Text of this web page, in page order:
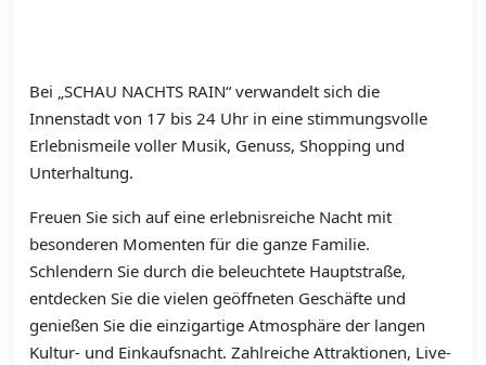
Bei „SCHAU NACHTS RAIN“ verwandelt sich die
Innenstadt von 17 bis 24 Uhr in eine stimmungsvolle
Erlebnismeile voller Musik, Genuss, Shopping und
Unterhaltung.
Freuen Sie sich auf eine erlebnisreiche Nacht mit
besonderen Momenten für die ganze Familie.
Schlendern Sie durch die beleuchtete Hauptstraße,
entdecken Sie die vielen geöffneten Geschäfte und
genießen Sie die einzigartige Atmosphäre der langen
Kultur- und Einkaufsnacht. Zahlreiche Attraktionen, Live-